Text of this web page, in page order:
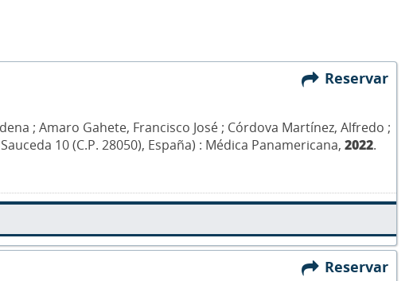
Reservar
; Amaro Gahete, Francisco José ; Córdova Martínez, Alfredo ;
10 (C.P. 28050), España) : Médica Panamericana, 2022.
Reservar